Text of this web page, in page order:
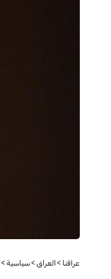
عراقنا >العراق>سياسية>